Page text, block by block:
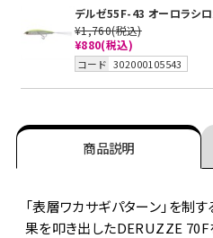
デルゼ55F-43 オーロラシ
¥1,760(税込)
¥880(税込)
コード 302000105543
商品説明
「表層ワカサギパターン」を制
果を叩き出したDERUZZE